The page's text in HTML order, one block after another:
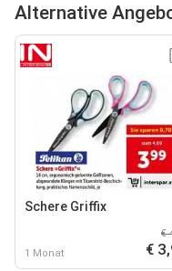
Alternative
Schere Griffix
1 Monat
€
€